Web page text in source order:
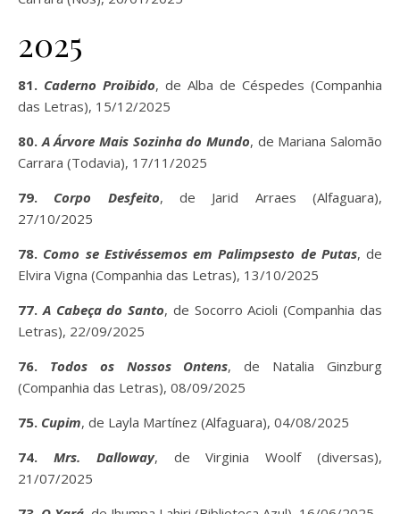
2025
81. Caderno Proibido, de Alba de Céspedes (Companhia
das Letras), 15/12/2025
80.A Árvore Mais Sozinha do Mundo, de Mariana Salomão
Carrara (Todavia), 17/11/2025
79. Corpo Desfeito, de Jarid Arraes (Alfaguara),
27/10/2025
78. Como se Estivéssemos em Palimpsesto de Putas, de
Elvira Vigna (Companhia das Letras), 13/10/2025
77.A Cabeça do Santo, de Socorro Acioli (Companhia das
Letras), 22/09/2025
76. Todos os Nossos Ontens, de Natalia Ginzburg
(Companhia das Letras), 08/09/2025
75. Cupim, de Layla Martínez (Alfaguara), 04/08/2025
74. Mrs. Dalloway, de Virginia Woolf (diversas),
21/07/2025